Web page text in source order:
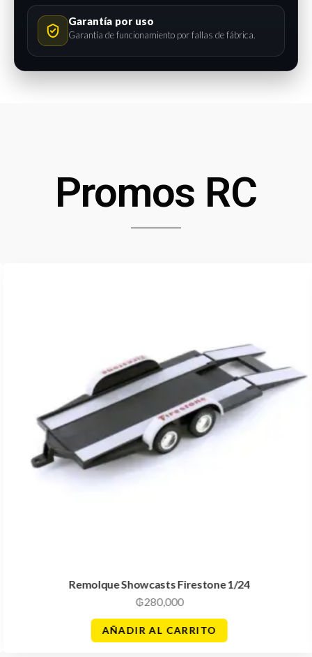
Garantía por uso
Garantía de funcionamiento por fallas de fábrica.
Promos RC
Remolque Showcasts Firestone 1/24
₲280,000
AÑADIR AL CARRITO